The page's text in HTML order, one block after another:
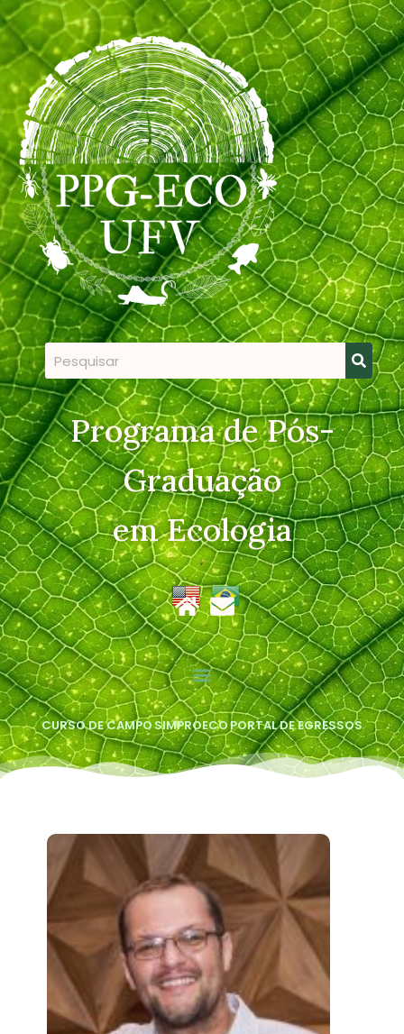
Programa de Pós-
Graduação
em Ecologia
CURSO DE CAMPOSIMPROECOPORTAL DE EGRESSOS